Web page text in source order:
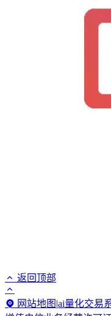
返回顶部
网站地图 |ai量化交易